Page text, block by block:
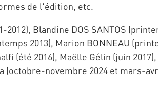
de l'édition, etc.
Blandine DOS SANTOS
2013), Marion BONNEAU
(été 2016), Maëlle Gélin (juin
(octobre-novembre 2024 et mars-